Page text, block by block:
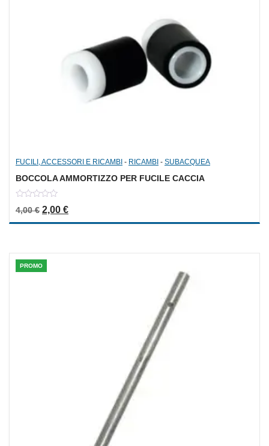
FUCILI, ACCESSORI E RICAMBI - RICAMBI - SUBACQUEA
BOCCOLA AMMORTIZZO PER FUCILE CACCIA
out
of
4,00€ Il prezzo originale era: 4,00 €.
2,00 €Il prezzo attuale è: 2,00 €.
PROMO